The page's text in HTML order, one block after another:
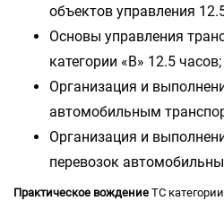
объектов управления
Основы управления
категории «В» 12.5 часов;
Организация и
автомобильным
Организация и
перевозок
Практическое вождение ТС